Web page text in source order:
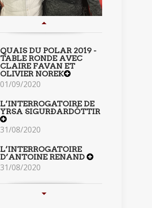
QUAIS DU POLAR 2019 -
TABLE RONDE AVEC
CLAIRE FAVAN ET
OLIVIER NOREK
01/09/2020
L’INTERROGATOIRE DE
YRSA SIGURÐARDÓTTIR
31/08/2020
L’INTERROGATOIRE
D’ANTOINE RENAND
31/08/2020